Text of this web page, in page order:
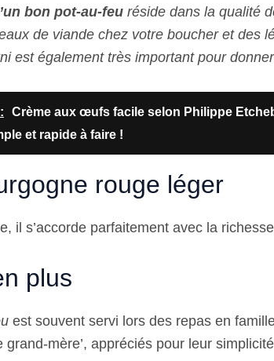
bon pot-au-feu réside dans la qualité
de viande chez votre boucher et des
est également très important pour
Crème aux œufs facile selon Philippe
et rapide à faire !
rouge léger
il s’accorde parfaitement avec la
plus
est souvent servi lors des repas en
grand-mère’, appréciés pour leur